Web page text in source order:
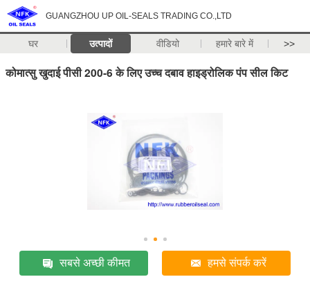
GUANGZHOU UP OIL-SEALS TRADING CO.,LTD
घर उत्पादों वीडियो हमारे बारे में >>
कोमात्सु खुदाई पीसी 200-6 के लिए उच्च दबाव हाइड्रोलिक पंप सील किट
सबसे अच्छी कीमत हमसे संपर्क करें